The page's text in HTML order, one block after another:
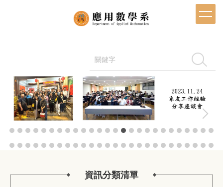
搜尋
資訊分類清單